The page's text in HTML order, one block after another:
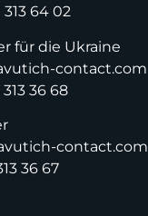
313 64 02
für die Ukraine
contact.com
36 68
contact.com
36 67